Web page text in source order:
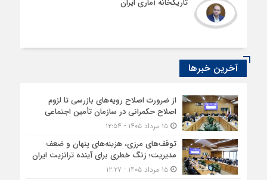
تاریکخانه آماری ایران
آخرین خبرها
از ضرورت اصلاح رویه‌های بازرسی تا لزوم
اصلاح حکمرانی در سازمان تأمین اجتماعی
۱۵ مرداد ۱۴۰۵ - ۱۲:۵۴
توقف‌های مرزی، هزینه‌های پنهان و ضعف
مدیریت؛ زنگ خطری برای آینده ترانزیت ایران
۱۵ مرداد ۱۴۰۵ - ۱۲:۲۷